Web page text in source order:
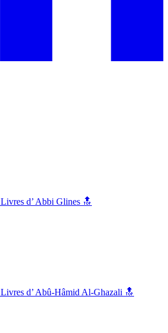
Livres d’ Abbi Glines 🔝
Livres d’ Abû-Hâmid Al-Ghazali 🔝